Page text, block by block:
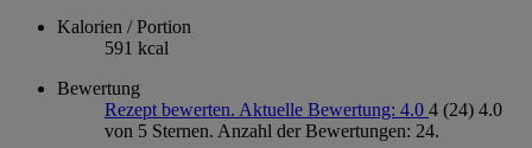
Kalorien / Portion
591 kcal
Bewertung
Rezept bewerten. Aktuelle Bewertung: 4.0 4 (24) 4.0
von 5 Sternen. Anzahl der Bewertungen: 24.